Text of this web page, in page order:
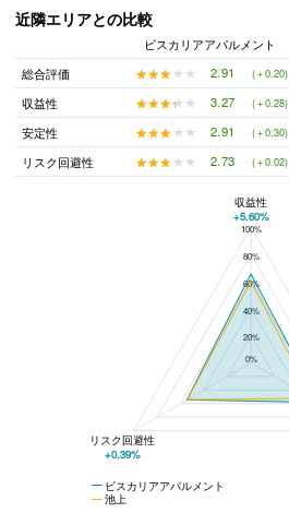
近隣エリアとの比較
ビスカリアアパルメント
総合評価
★★★★★
★★★★★ 2.91 (＋0.20)
収益性
★★★★★
★★★★★ 3.27 (＋0.28)
安定性
★★★★★
★★★★★ 2.91 (＋0.30)
リスク回避性
★★★★★
★★★★★ 2.73 (＋0.02)
ビスカリアアパルメントと池上の平均値の総合評価の比較
100%
80%
60%
40%
20%
0%
ビスカリアアパルメント
池上
収益性
+5.60%
リスク回避性
+0.39%